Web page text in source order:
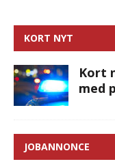
KORT NYT
Kort
med
JOBANNONCE